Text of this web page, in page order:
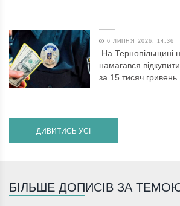
6 ЛИПНЯ 2026, 14:36
На Тернопільщині
намагався
за 15 тисяч гривень
ДИВИТИСЬ УСІ
БІЛЬШЕ ДОПИСІВ ЗА